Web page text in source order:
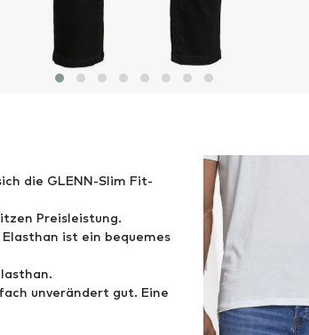
die GLENN-Slim Fit-
Preisleistung.
ist ein bequemes
unverändert gut. Eine